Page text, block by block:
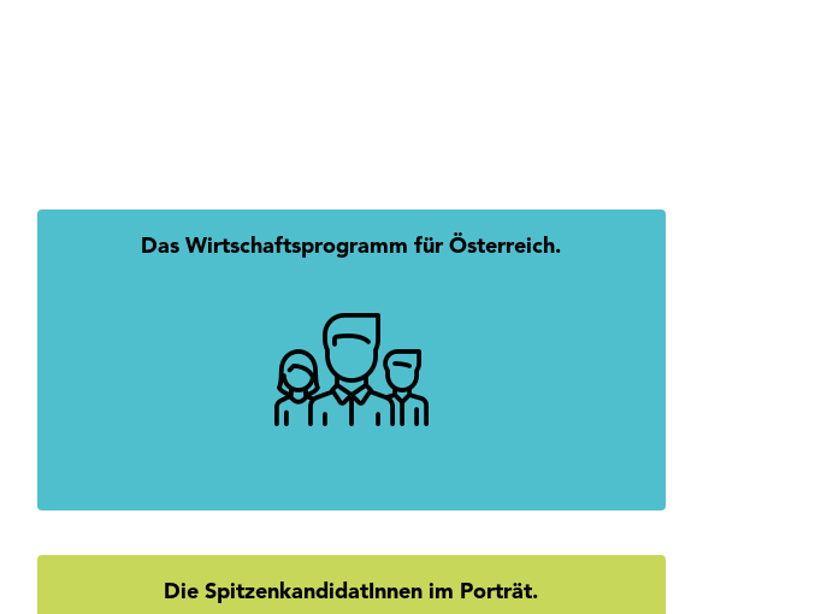
Das Wirtschaftsprogramm für Österreich.
Mission Austria: Gemeinsam. Erfolgreich.
Die SpitzenkandidatInnen im Porträt.